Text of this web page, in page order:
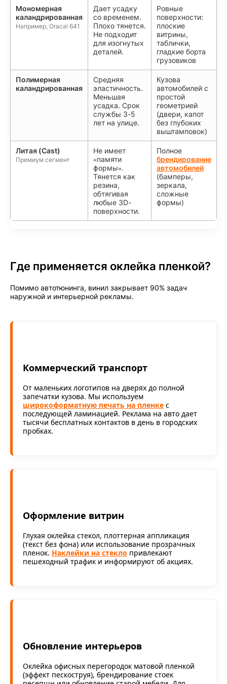
Мономерная
каландрированная
Например, Oracal 641
Дает усадку
со временем.
Плохо тянется.
Не подходит
для изогнутых
деталей.
Ровные
поверхности:
плоские
витрины,
таблички,
гладкие борта
грузовиков
Полимерная
каландрированная
Средняя
эластичность.
Меньшая
усадка. Срок
службы 3-5
лет на улице.
Кузова
автомобилей с
простой
геометрией
(двери, капот
без глубоких
выштамповок)
Литая (Cast)
Премиум сегмент
Не имеет
«памяти
формы».
Тянется как
резина,
обтягивая
любые 3D-
поверхности.
Полное
брендирование
автомобилей
(бамперы,
зеркала,
сложные
формы)
Где применяется оклейка пленкой?
Помимо автотюнинга, винил закрывает 90% задач
наружной и интерьерной рекламы.
Коммерческий транспорт
От маленьких логотипов на дверях до полной
запечатки кузова. Мы используем
широкоформатную печать на пленке с
последующей ламинацией. Реклама на авто дает
тысячи бесплатных контактов в день в городских
пробках.
Оформление витрин
Глухая оклейка стекол, плоттерная аппликация
(текст без фона) или использование прозрачных
пленок. Наклейки на стекло привлекают
пешеходный трафик и информируют об акциях.
Обновление интерьеров
Оклейка офисных перегородок матовой пленкой
(эффект пескоструя), брендирование стоек